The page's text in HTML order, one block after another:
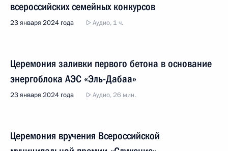
всероссийских семейных конкурсов
23 января 2024 года Аудио, 1 ч.
Церемония заливки первого бетона в основание
энергоблока АЭС «Эль-Дабаа»
23 января 2024 года Аудио, 26 мин.
Церемония вручения Всероссийской